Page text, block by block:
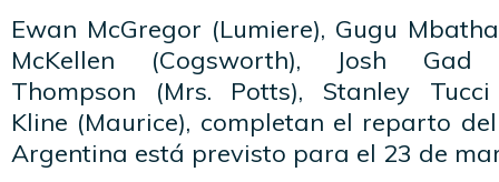
Ewan McGregor (Lumiere), Gugu
McKellen (Cogsworth), Josh
Thompson (Mrs. Potts), Stanley
Kline (Maurice), completan el reparto
Argentina está previsto para el 23 de